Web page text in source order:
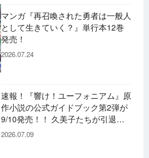
マンガ『再召喚された勇者は一般人
として生きていく？』単行本12巻
発売！
2026.07.24
速報！『響け！ユーフォニアム』原
作小説の公式ガイドブック第2弾が
9/10発売！！ 久美子たちが引退し
た後の書き下ろし小説など充実の内
2026.07.09